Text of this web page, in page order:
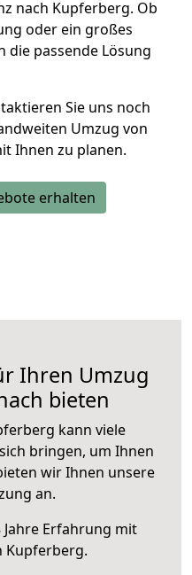
nach Kupferberg. Ob
oder ein großes
die passende Lösung
Sie uns noch
Umzug von
Ihnen zu planen.
erhalten
Ihren Umzug
bieten
kann viele
bringen, um Ihnen
wir Ihnen unsere
an.
Erfahrung mit
Kupferberg.